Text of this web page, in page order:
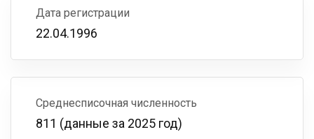
Дата регистрации
22.04.1996
Среднесписочная численность
811 (данные за 2025 год)